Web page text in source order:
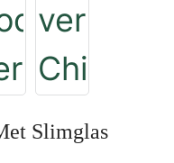
Slimglas